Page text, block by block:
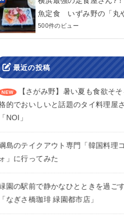
魚定食 いずみ野の「丸
500件のビュー
最近の投稿
【さがみ野】暑い夏も食欲そ
的でおいしいと話題のタイ料理屋
NOI」
島のテイクアウト専門「韓国料理
」に行ってみた
園の駅前で静かなひとときを過ご
なぎさ橋珈琲 緑園都市店」